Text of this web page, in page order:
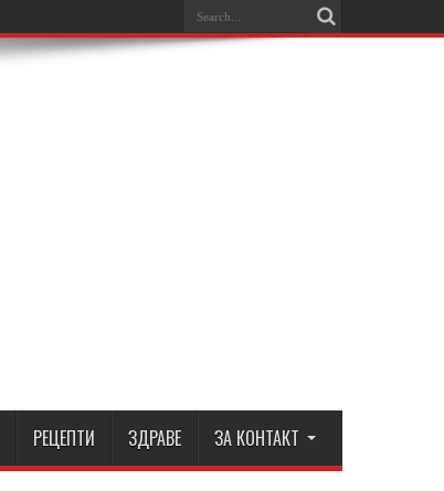
РЕЦЕПТИ ЗДРАВЕ ЗА КОНТАКТ